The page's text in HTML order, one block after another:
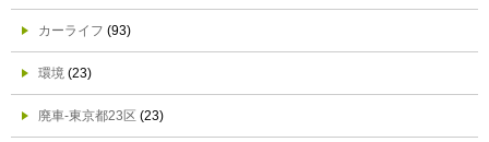
カーライフ (93)
環境 (23)
廃車-東京都23区 (23)